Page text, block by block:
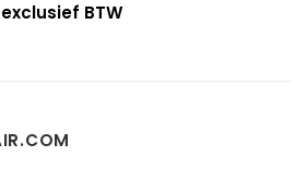
exclusief BTW